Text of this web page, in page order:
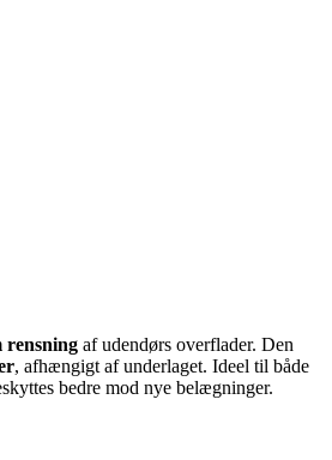
rensning af udendørs overflader. Den
, afhængigt af underlaget. Ideel til både
bedre mod nye belægninger.